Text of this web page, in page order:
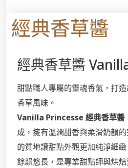
經典香草醬
經典香草醬
甜點職人專屬的靈魂香氣，打
香草風味。
Vanilla Princesse 經典香草醬
成，擁有溫潤甜香與柔滑奶韻
的質地讓甜點外觀更加純淨細
餘韻悠長，是專業甜點師與烘